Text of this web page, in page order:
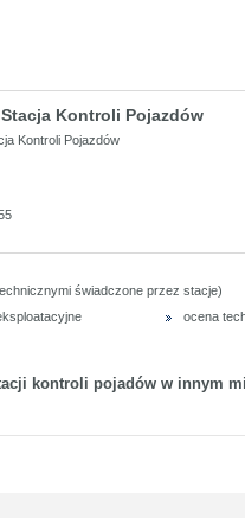
Kontroli Pojazdów
Kontroli Pojazdów
świadczone przez stacje)
ocena
kontroli pojadów w innym